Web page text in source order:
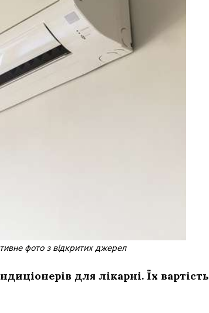
фото з відкритих джерел
для лікарні. Їх вартість